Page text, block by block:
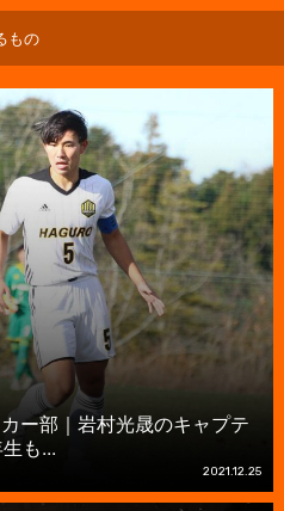
もの
ー部｜岩村光晟のキャプテ
も...
2021.12.25